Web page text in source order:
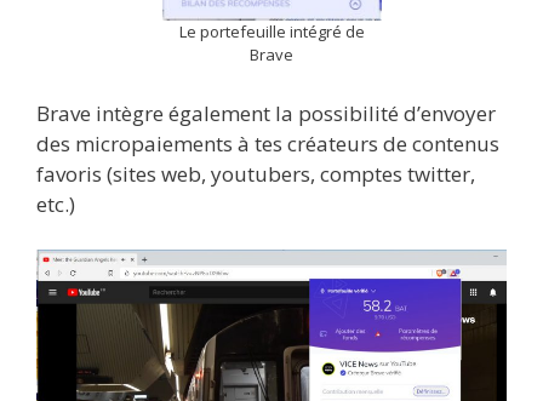
Le portefeuille intégré de
Brave
Brave intègre également la possibilité d’envoyer
des micropaiements à tes créateurs de contenus
favoris (sites web, youtubers, comptes twitter,
etc.)